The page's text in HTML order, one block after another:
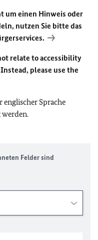
um einen Hinweis oder
nutzen Sie bitte das
relate to accessibility
please use the
Sprache
Felder sind